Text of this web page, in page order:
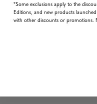
haut de gamme
GUNNAR
antireflet et résistant aux
nocive et 100 % des UV
*Some exclusions apply to the
Editions, and new products
with other discounts or promotions.